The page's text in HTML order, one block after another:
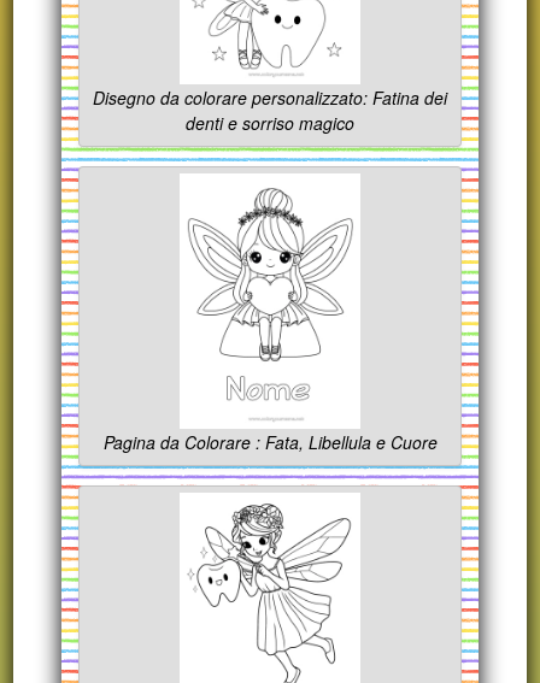
Disegno da colorare personalizzato: Fatina dei
denti e sorriso magico
Pagina da Colorare : Fata, Libellula e Cuore